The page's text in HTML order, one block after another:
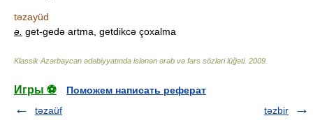
təzayüd
ə. get-gedə artma, getdikcə çoxalma
Klassik Azərbaycan ədəbiyyatında islənən ərəb və fars sözləri lüğəti. 2009
Игры ⚽
Поможем написать реферат
təzaüf
təzbir